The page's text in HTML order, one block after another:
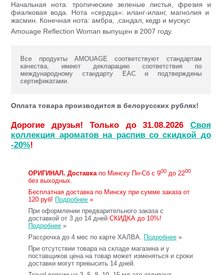
Начальная нота: тропические зеленые листья, фрезия и
фиалковая вода. Нота «сердца»: иланг-иланг, магнолия и
жасмин. Конечная нота: амбра, ,сандал, кедр и мускус
Amouage Reflection Woman выпущен в 2007 году.
Все продукты AMOUAGE соответствуют стандартам
качества, имеют декларацию соответствия по
международному стандарту ЕАС и подтверждены
сертификатами.
Оплата товара производится в белорусских рублях!
Дорогие друзья! Только до 31.08.2026 Своя
коллекция ароматов на распив со скидкой до
-20%!
ОРИГИНАЛ. Доставкапо Минску Пн-Сб с 900 до 2200
без выходных.
Бесплатная доставка по Минску при сумме заказа от
120 руб! Подробнее »
При оформлении предварительного заказа с
доставкой от 3 до 14 днейСКИДКА до 10%!
Подробнее »
Рассрочка до 4 мес по карте ХАЛВА. Подробнее »
При отсутствии товара на складе магазина и у
поставщиков цена на товар может изменяться и сроки
доставки могут превысить 14 дней.